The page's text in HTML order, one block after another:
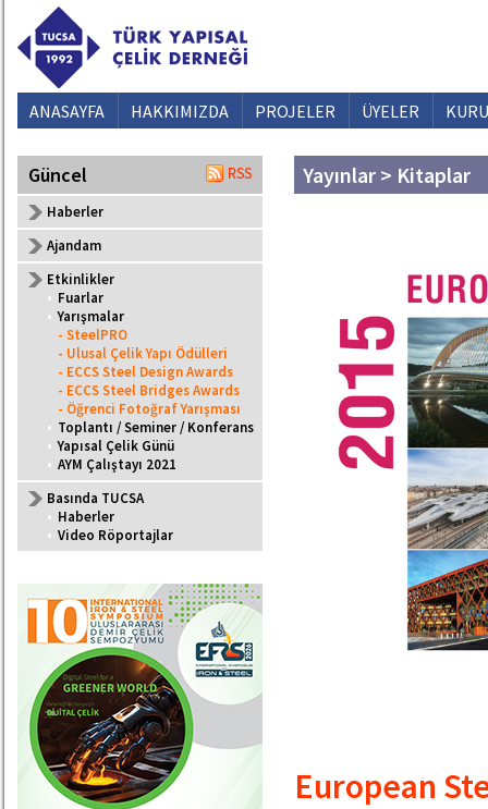
ANASAYFA HAKKIMIZDA PROJELER ÜYELER
Güncel
Haberler
Ajandam
Etkinlikler
• Fuarlar
• Yarışmalar
- SteelPRO
- Ulusal Çelik Yapı Ödülleri
- ECCS Steel Design Awards
- ECCS Steel Bridges Awards
- Öğrenci Fotoğraf Yarışması
• Toplantı / Seminer / Konferans
• Yapısal Çelik Günü
• AYM Çalıştayı 2021
Basında TUCSA
• Haberler
• Video Röportajlar
Yayınlar > Kitaplar
European